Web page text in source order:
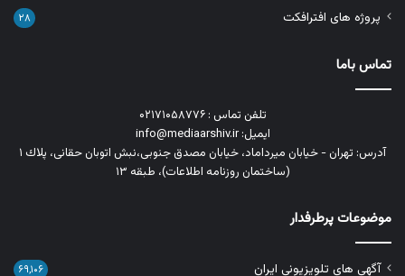
پروژه های افترافکت ۲۸
تماس باما
تلفن تماس : ۰۲۱۷۱۰۵۸۷۷۶
ایمیل: info@mediaarshiv.ir
آدرس: تهران - خیابان میرداماد، خیابان مصدق جنوبی،نبش اتوبان حقانی، پلاك ١
(ساختمان روزنامه اطلاعات)، طبقه ۱۳
موضوعات پرطرفدار
آگهی های تلویزیونی ایران ۶۹,۱۰۶